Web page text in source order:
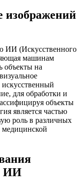
изображений
ИИ (Искусственного
машинам
объекты на
искусственный
для обработки и
объекты
является частью
роль в различных
медицинской
ИИ